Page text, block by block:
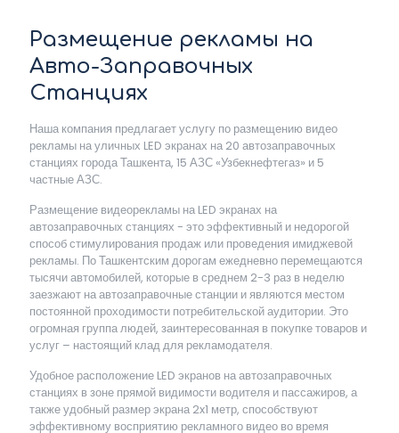
Размещение рекламы на
Авто-Заправочных
Станциях
Наша компания предлагает услугу по размещению видео
рекламы на уличных LED экранах на 20 автозаправочных
станциях города Ташкента, 15 АЗС «Узбекнефтегаз» и 5
частные АЗС.
Размещение видеорекламы на LED экранах на
автозаправочных станциях - это эффективный и недорогой
способ стимулирования продаж или проведения имиджевой
рекламы. По Ташкентским дорогам ежедневно перемещаются
тысячи автомобилей, которые в среднем 2-3 раз в неделю
заезжают на автозаправочные станции и являются местом
постоянной проходимости потребительской аудитории. Это
огромная группа людей, заинтересованная в покупке товаров и
услуг – настоящий клад для рекламодателя.
Удобное расположение LED экранов на автозаправочных
станциях в зоне прямой видимости водителя и пассажиров, а
также удобный размер экрана 2x1 метр, способствуют
эффективному восприятию рекламного видео во время